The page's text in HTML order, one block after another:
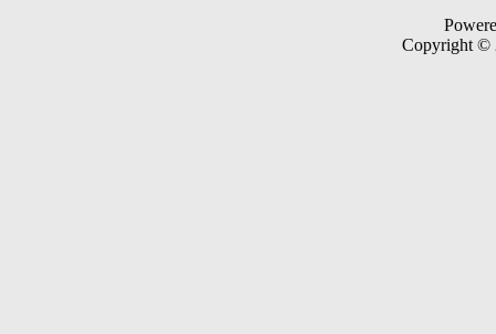
Copyright ©